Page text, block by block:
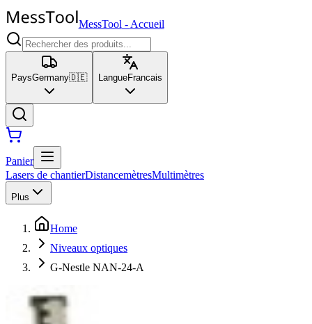
MessTool - Accueil
PaysGermany🇩🇪 LangueFrancais
Panier
Lasers de chantierDistancemètresMultimètres
Plus
Home
Niveaux optiques
G-Nestle NAN-24-A